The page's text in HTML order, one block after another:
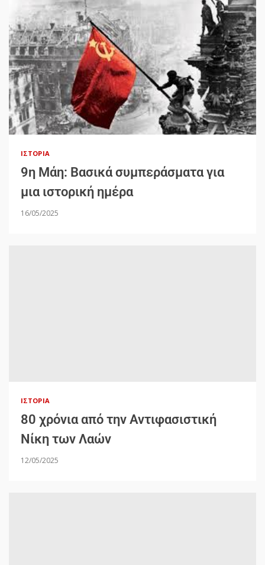
ΙΣΤΟΡΊΑ
9η Μάη: Βασικά συμπεράσματα για
μια ιστορική ημέρα
16/05/2025
ΙΣΤΟΡΊΑ
80 χρόνια από την Αντιφασιστική
Νίκη των Λαών
12/05/2025